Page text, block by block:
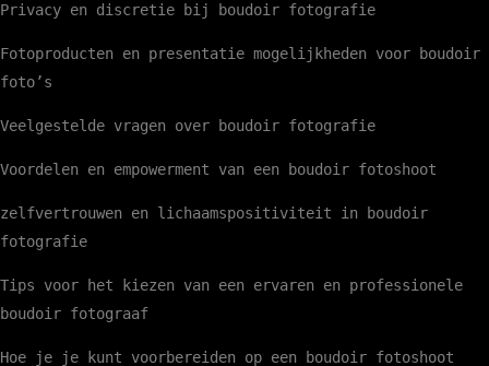
Privacy en discretie bij boudoir fotografie
Fotoproducten en presentatie mogelijkheden voor boudoir
foto’s
Veelgestelde vragen over boudoir fotografie
Voordelen en empowerment van een boudoir fotoshoot
zelfvertrouwen en lichaamspositiviteit in boudoir
fotografie
Tips voor het kiezen van een ervaren en professionele
boudoir fotograaf
Hoe je je kunt voorbereiden op een boudoir fotoshoot